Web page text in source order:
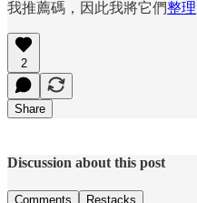
我推薦碼，因此我將它們整理
2
Share
Discussion about this post
Comments Restacks